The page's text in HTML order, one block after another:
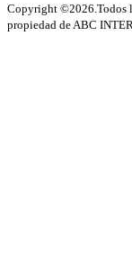
Copyright ©2026.Todos
propiedad de ABC